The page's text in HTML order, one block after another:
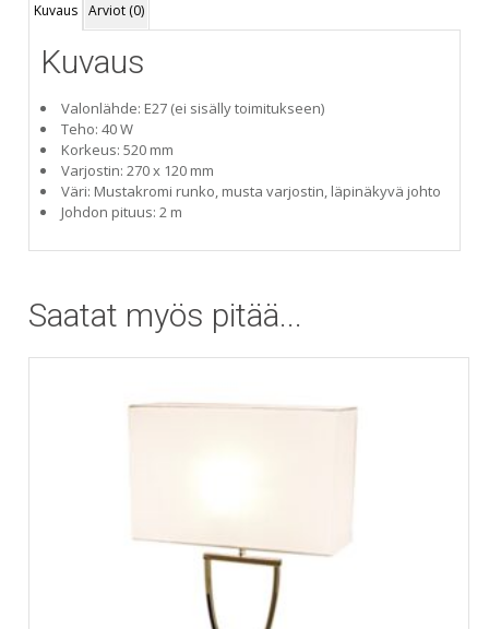
Kuvaus Arviot (0)
Kuvaus
Valonlähde: E27 (ei sisälly toimitukseen)
Teho: 40 W
Korkeus: 520 mm
Varjostin: 270 x 120 mm
Väri: Mustakromi runko, musta varjostin, läpinäkyvä johto
Johdon pituus: 2 m
Saatat myös pitää...